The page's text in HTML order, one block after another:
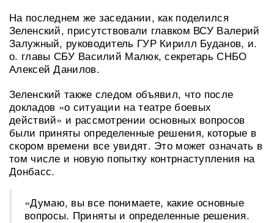
На последнем же заседании, как поделился
Зеленский, присутствовали главком ВСУ Валерий
Залужный, руководитель ГУР Кирилл Буданов, и.
о. главы СБУ Василий Малюк, секретарь СНБО
Алексей Данилов.
Зеленский также следом объявил, что после
докладов «о ситуации на театре боевых
действий» и рассмотрении основных вопросов
были приняты определенные решения, которые в
скором времени все увидят. Это может означать в
том числе и новую попытку контрнаступления на
Донбасс.
«Думаю, вы все понимаете, какие основные
вопросы. Приняты и определенные решения.